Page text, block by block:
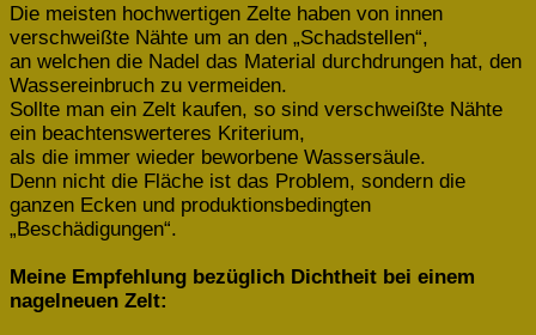
Die meisten hochwertigen Zelte haben von innen
verschweißte Nähte um an den „Schadstellen“,
an welchen die Nadel das Material durchdrungen hat, den
Wassereinbruch zu vermeiden.
Sollte man ein Zelt kaufen, so sind verschweißte Nähte
ein beachtenswerteres Kriterium,
als die immer wieder beworbene Wassersäule.
Denn nicht die Fläche ist das Problem, sondern die
ganzen Ecken und produktionsbedingten
„Beschädigungen“.
Meine Empfehlung bezüglich Dichtheit bei einem
nagelneuen Zelt: